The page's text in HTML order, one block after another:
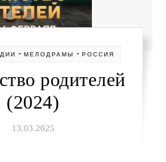
-МЕЛОДРАМЫ -РОССИЯ
родителей
(2024)
13.03.2025